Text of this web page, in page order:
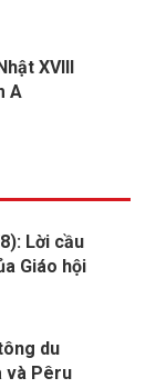
XVIII
A
Lời cầu
Giáo hội
du
và Pêru